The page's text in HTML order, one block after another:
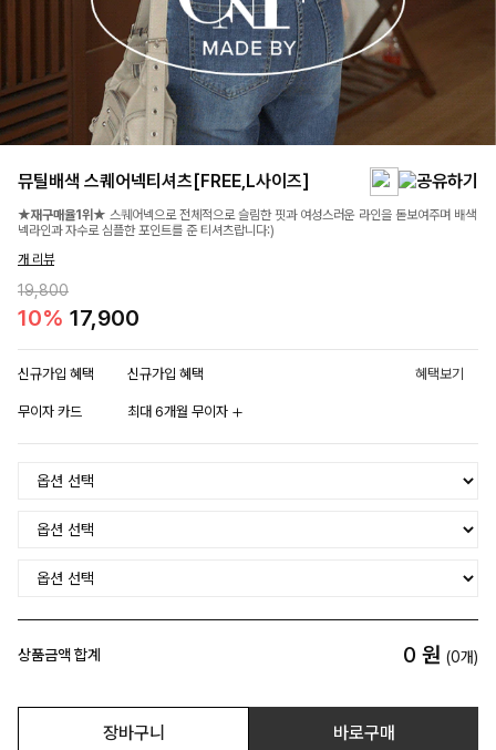
뮤틸배색 스퀘어넥티셔츠[FREE,L사이즈]
★재구매율1위★ 스퀘어넥으로 전체적으로 슬림한 핏과 여성스러운 라인을 돋보여주며 배색
넥라인과 자수로 심플한 포인트를 준 티셔츠랍니다:)
개 리뷰
19,800
10% 17,900
신규가입 혜택 신규가입 혜택 혜택보기
무이자 카드 최대 6개월 무이자
상품금액 합계 0 원 (0개)
장바구니 바로구매